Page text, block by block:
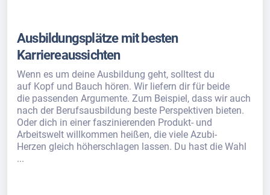
Ausbildungsplätze mit besten
Karriereaussichten
Wenn es um deine Ausbildung geht, solltest du
auf Kopf und Bauch hören. Wir liefern dir für beide
die passenden Argumente. Zum Beispiel, dass wir auch
nach der Berufsausbildung beste Perspektiven bieten.
Oder dich in einer faszinierenden Produkt- und
Arbeitswelt willkommen heißen, die viele Azubi-
Herzen gleich höherschlagen lassen. Du hast die Wahl
...